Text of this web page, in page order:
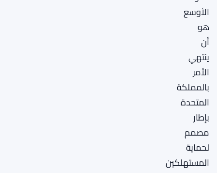
الأوسع
هو
أن
ينتهي
الأمر
بالمملكة
المتحدة
بإطار
مصمم
لحماية
المستهلكين